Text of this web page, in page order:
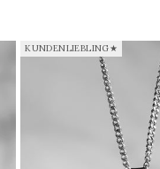
KUNDENLIEBLING★